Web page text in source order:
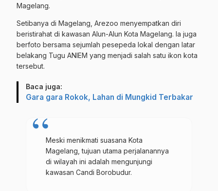
Magelang.
Setibanya di Magelang, Arezoo menyempatkan diri
beristirahat di kawasan Alun-Alun Kota Magelang. Ia juga
berfoto bersama sejumlah pesepeda lokal dengan latar
belakang Tugu ANIEM yang menjadi salah satu ikon kota
tersebut.
Baca juga:
Gara gara Rokok, Lahan di Mungkid Terbakar
Meski menikmati suasana Kota
Magelang, tujuan utama perjalanannya
di wilayah ini adalah mengunjungi
kawasan Candi Borobudur.